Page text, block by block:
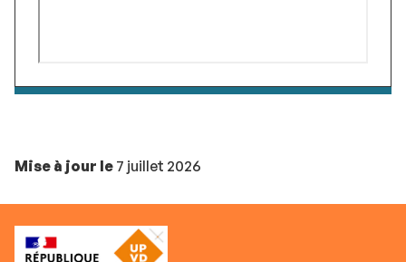
Mise à jour le 7 juillet 2026